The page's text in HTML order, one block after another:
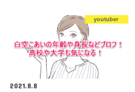
youtuber
2021.8.8